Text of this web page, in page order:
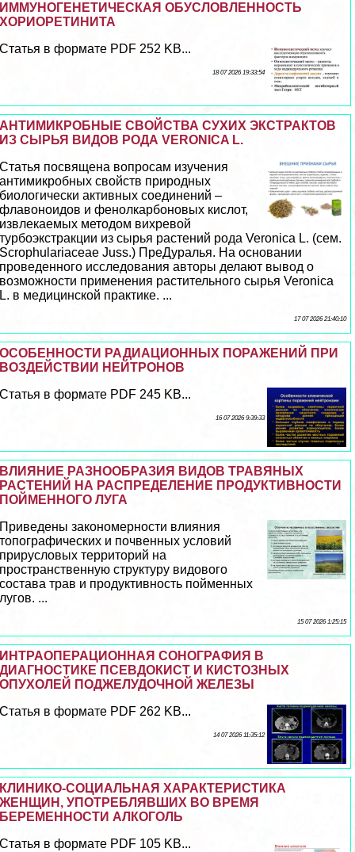
ИММУНОГЕНЕТИЧЕСКАЯ ОБУСЛОВЛЕННОСТЬ
ХОРИОРЕТИНИТА
Статья в формате PDF 252 KB...
18 07 2026 19:33:54
АНТИМИКРОБНЫЕ СВОЙСТВА СУХИХ ЭКСТРАКТОВ
ИЗ СЫРЬЯ ВИДОВ РОДА VERONICA L.
Статья посвящена вопросам изучения
антимикробных свойств природных
биологически активных соединений –
флавоноидов и фенолкарбоновых кислот,
извлекаемых методом вихревой
турбоэкстpaкции из сырья растений рода Veronica L. (сем.
Scrophulariaceae Juss.) ПреДypaлья. На основании
проведенного исследования авторы делают вывод о
возможности применения растительного сырья Veronica
L. в медицинской пpaктике. ...
17 07 2026 21:40:10
ОСОБЕННОСТИ РАДИАЦИОННЫХ ПОРАЖЕНИЙ ПРИ
ВОЗДЕЙСТВИИ НЕЙТРОНОВ
Статья в формате PDF 245 KB...
16 07 2026 9:39:33
ВЛИЯНИЕ РАЗНООБРАЗИЯ ВИДОВ ТРАВЯНЫХ
РАСТЕНИЙ НА РАСПРЕДЕЛЕНИЕ ПРОДУКТИВНОСТИ
ПОЙМЕННОГО ЛУГА
Приведены закономерности влияния
топографических и почвенных условий
прирусловых территорий на
прострaнcтвенную структуру видового
состава трав и продуктивность пойменных
лугов. ...
15 07 2026 1:25:15
ИНТРАОПЕРАЦИОННАЯ СОНОГРАФИЯ В
ДИАГНОСТИКЕ ПСЕВДОКИСТ И КИСТОЗНЫХ
ОПУХОЛЕЙ ПОДЖЕЛУДОЧНОЙ ЖЕЛЕЗЫ
Статья в формате PDF 262 KB...
14 07 2026 11:35:12
КЛИНИКО-СОЦИАЛЬНАЯ ХАРАКТЕРИСТИКА
ЖЕНЩИН, УПОТРЕБЛЯВШИХ ВО ВРЕМЯ
БЕРЕМЕННОСТИ АЛКОГОЛЬ
Статья в формате PDF 105 KB...